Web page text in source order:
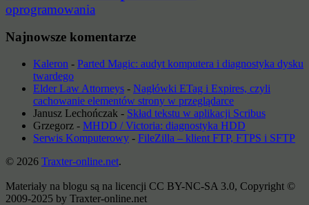
oprogramowania
Najnowsze komentarze
Kaleron - Parted Magic: audyt komputera i diagnostyka dysku
twardego
Elder Law Attorneys - Nagłówki ETag i Expires, czyli
cachowanie elementów strony w przeglądarce
Janusz Lechończak - Skład tekstu w aplikacji Scribus
Grzegorz - MHDD / Victoria: diagnostyka HDD
Serwis Komputerowy - FileZilla – klient FTP, FTPS i SFTP
© 2026 Traxter-online.net.
Materiały na blogu są na licencji CC BY-NC-SA 3.0, Copyright ©
2009-2025 by Traxter-online.net